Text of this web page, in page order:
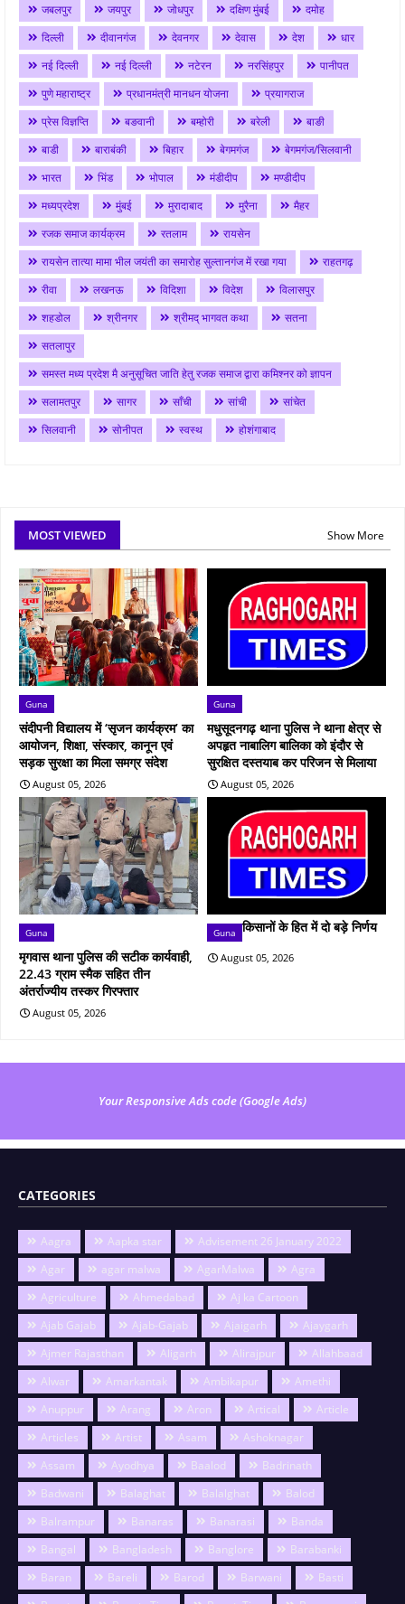
जबलपुर
जयपुर जोधपुर दक्षिण मुंबई
दमोह
दिल्ली
दीवानगंज देवनगर देवास देश
धार
नई दिल्ली
नई दिल्ली नटेरन नरसिंहपुर
पानीपत
पुणे महाराष्ट्र
प्रधानमंत्री मानधन योजना
प्रयागराज
प्रेस विज्ञप्ति
बङवानी बम्होरी बरेली
बाङी
बाडी
बाराबंकी बिहार बेगमगंज
बेगमगंज/सिलवानी
भारत
भिंड भोपाल मंडीदीप
मण्डीदीप
मध्यप्रदेश
मुंबई मुरादाबाद मुरैना
मैहर
रजक समाज कार्यक्रम
रतलाम
रायसेन
रायसेन तात्या मामा भील जयंती का समारोह सुल्तानगंज में रखा गया
राहतगढ़
रीवा
लखनऊ विदिशा विदेश
विलासपुर
शहडोल
श्रीनगर श्रीमद् भागवत कथा
सतना
सतलापुर
समस्त मध्य प्रदेश मै अनुसूचित जाति हेतु रजक समाज द्वारा कमिश्नर को ज्ञापन
सलामतपुर
सागर साँची सांची
सांचेत
सिलवानी
सोनीपत स्वस्थ होशंगाबाद
MOST VIEWED Show More
Guna
संदीपनी विद्यालय में ‘सृजन कार्यक्रम’ का
आयोजन, शिक्षा, संस्कार, कानून एवं
सड़क सुरक्षा का मिला समग्र संदेश
August 05, 2026
Guna
मधुसूदनगढ़ थाना पुलिस ने थाना क्षेत्र से
अपहृत नाबालिग बालिका को इंदौर से
सुरक्षित दस्तयाब कर परिजन से मिलाया
August 05, 2026
Guna
मृगवास थाना पुलिस की सटीक कार्यवाही,
22.43 ग्राम स्मैक सहित तीन
अंतर्राज्यीय तस्कर गिरफ्तार
August 05, 2026
Guna किसानों के हित में दो बड़े निर्णय
August 05, 2026
Your Responsive Ads code (Google Ads)
CATEGORIES
Aagra Aapka star
Advisement 26 January 2022
Agar
agar malwa AgarMalwa
Agra
Agriculture
Ahmedabad
Aj ka Cartoon
Ajab Gajab
Ajab-Gajab Ajaigarh
Ajaygarh
Ajmer Rajasthan
Aligarh Alirajpur
Allahbaad
Alwar
Amarkantak Ambikapur
Amethi
Anuppur
Arang Aron Artical
Article
Articles
Artist Asam
Ashoknagar
Assam
Ayodhya Baalod
Badrinath
Badwani
Balaghat Balalghat
Balod
Balrampur
Banaras Banarasi
Banda
Bangal
Bangladesh Banglore
Barabanki
Baran
Bareli Barod Barwani
Basti